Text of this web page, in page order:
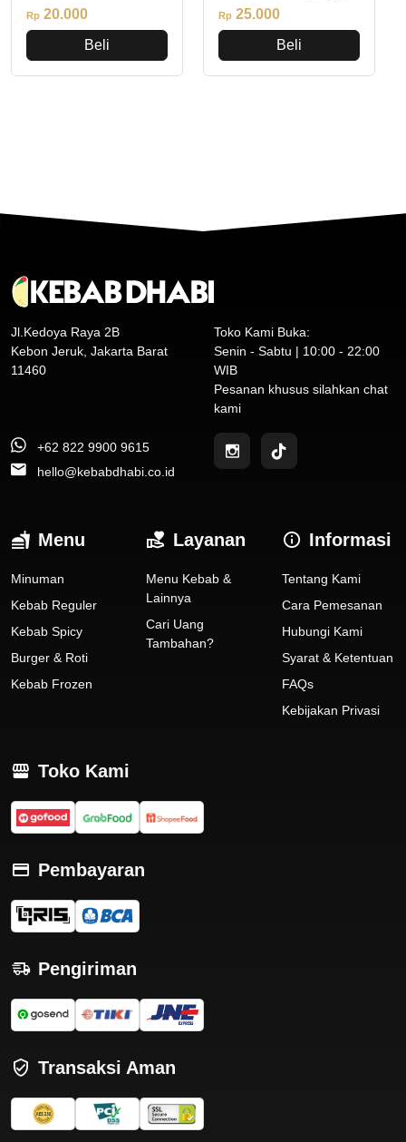
Rp 20.000
Beli
Rp 25.000
Beli
Jl.Kedoya Raya 2B
Kebon Jeruk, Jakarta Barat
11460
Toko Kami Buka:
Senin - Sabtu | 10:00 - 22:00
WIB
Pesanan khusus silahkan chat
kami
+62 822 9900 9615
hello@kebabdhabi.co.id
Menu
Minuman
Kebab Reguler
Kebab Spicy
Burger & Roti
Kebab Frozen
Layanan
Menu Kebab &
Lainnya
Cari Uang
Tambahan?
Informasi
Tentang Kami
Cara Pemesanan
Hubungi Kami
Syarat & Ketentuan
FAQs
Kebijakan Privasi
Toko Kami
Pembayaran
Pengiriman
Transaksi Aman